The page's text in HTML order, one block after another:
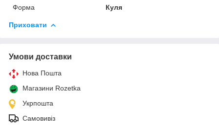
Форма
Куля
Приховати
Умови доставки
Нова Пошта
Магазини Rozetka
Укрпошта
Самовивіз